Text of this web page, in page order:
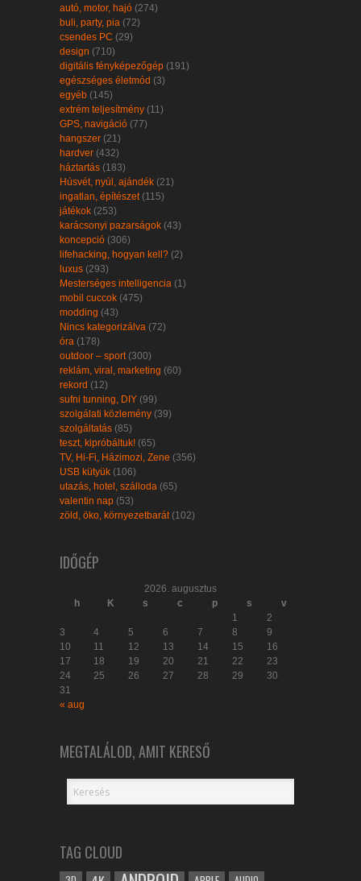
autó, motor, hajó (274)
buli, party, pia (72)
csendes PC (29)
design (710)
digitális fényképezőgép (191)
egészséges életmód (3)
egyéb (145)
extrém teljesítmény (11)
GPS, navigáció (77)
hangszer (21)
hardver (432)
háztartás (183)
Húsvét, nyúl, ajándék (21)
ingatlan, építészet(115)
játékok (253)
karácsonyi pazarságok (43)
koncepció (306)
lifehacking, hogyan kell? (2)
luxus (293)
Mesterséges intelligencia (1)
mobil cuccok (475)
modding (43)
Nincs kategorizálva (72)
óra (178)
outdoor – sport(300)
reklám, viral, marketing (60)
rekord (12)
sufni tunning, DIY (99)
szolgálati közlemény (39)
szolgáltatás (85)
teszt, kipróbáltuk! (65)
TV, Hi-Fi, Házimozi, Zene (356)
USB kütyük (106)
utazás, hotel, szálloda (65)
valentin nap (53)
zöld, öko, környezetbarát(102)
IDŐGÉP
2026. augusztus
h
K s c p s
v
1
2
3
4 5 6 7 8
9
10
11 12 13 14 15
16
17
18 19 20 21 22
23
24
25 26 27 28 29
30
31
« aug
MEGTALÁLOD, AMIT KERESŐ
TAG CLOUD